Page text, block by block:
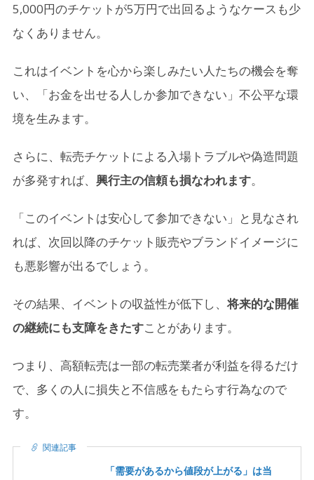
5,000円のチケットが5万円で出回るようなケースも少
なくありません。
これはイベントを心から楽しみたい人たちの機会を奪
い、「お金を出せる人しか参加できない」不公平な環
境を生みます。
さらに、転売チケットによる入場トラブルや偽造問題
が多発すれば、 興行主の信頼も損なわれます。
「このイベントは安心して参加できない」と見なされ
れば、次回以降のチケット販売やブランドイメージに
も悪影響が出るでしょう。
その結果、イベントの収益性が低下し、将来的な開催
の継続にも支障をきたすことがあります。
つまり、高額転売は一部の転売業者が利益を得るだけ
で、多くの人に損失と不信感をもたらす行為なので
す。
関連記事
「需要があるから値段が上がる」は当